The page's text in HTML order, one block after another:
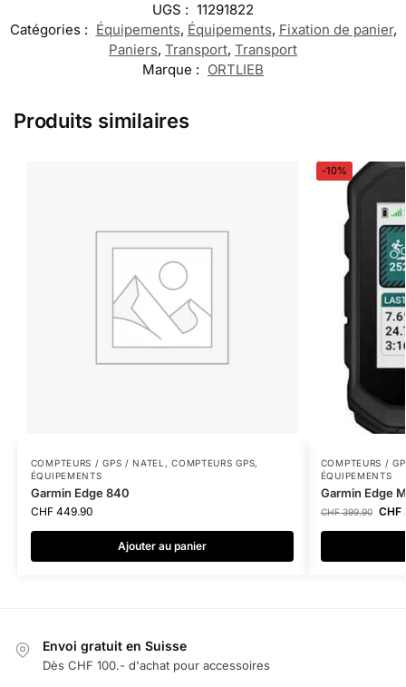
UGS : 11291822
Catégories : Équipements, Équipements, Fixation de panier,
Paniers, Transport, Transport
Marque : ORTLIEB
Produits similaires
COMPTEURS / GPS / NATEL ,COMPTEURS GPS,
ÉQUIPEMENTS
Garmin Edge 840
CHF449.90
Ajouter au panier
-10%
COMPTEURS /
ÉQUIPEMENTS
Garmin Edge
CHF399.90 CHF
Envoi gratuit en Suisse
Dès CHF 100.- d'achat pour accessoires